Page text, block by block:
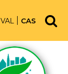
VAL CAS